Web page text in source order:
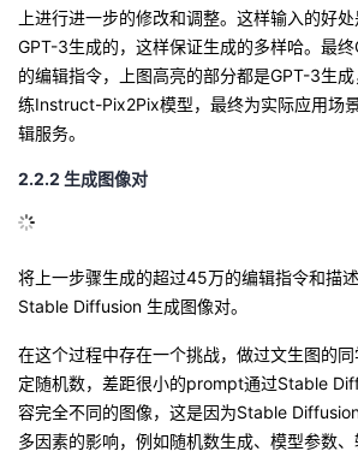
上进行进一步的修改和调整。 这样输入的好
GPT-3生成的，这样保证生成的多样哈。最
的编辑指令，上图高亮的部分都是GPT-3生
练Instruct-Pix2Pix模型，最终为实际应用场
辑服务。
2.2.2 生成图像对
将上一步骤生成的超过45万的编辑指令和描
Stable Diffusion 生成图像对。
在这个过程中存在一个挑战，做过文生图的
定随机数，差距很小的prompt通过Stable
容完全不同的图像，这是因为Stable
多因素的影响，例如随机数生成、模型参数